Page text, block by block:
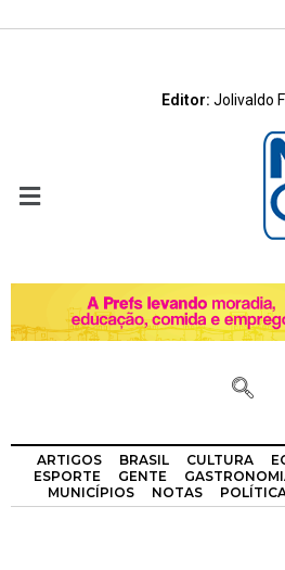
Editor: Jolivaldo
ARTIGOS BRASIL CULTURA
ESPORTE
GENTE
MUNICÍPIOS
NOTAS